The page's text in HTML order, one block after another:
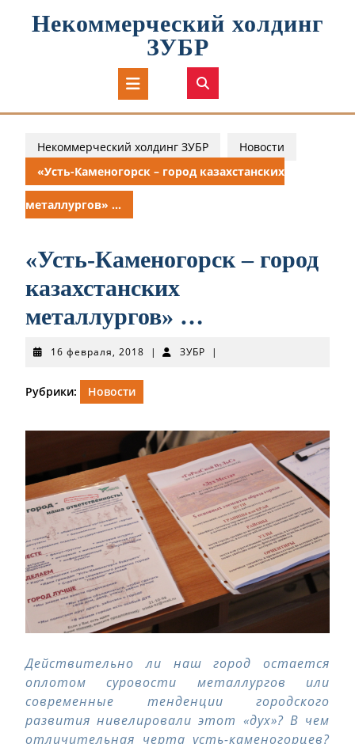
Некоммерческий холдинг
ЗУБР
Кнопка
Открыть
Некоммерческий холдинг ЗУБР
Новости
«Усть-Каменогорск – город казахстанских
металлургов» …
«Усть-Каменогорск – город
казахстанских
металлургов» …
16 февраля, 2018 16| ЗУБР ЗУБР
|
Рубрики: Новости
Действительно ли наш город остается
оплотом суровости металлургов или
современные тенденции городского
развития нивелировали этот «дух»? В чем
отличительная черта усть-каменогорцев?